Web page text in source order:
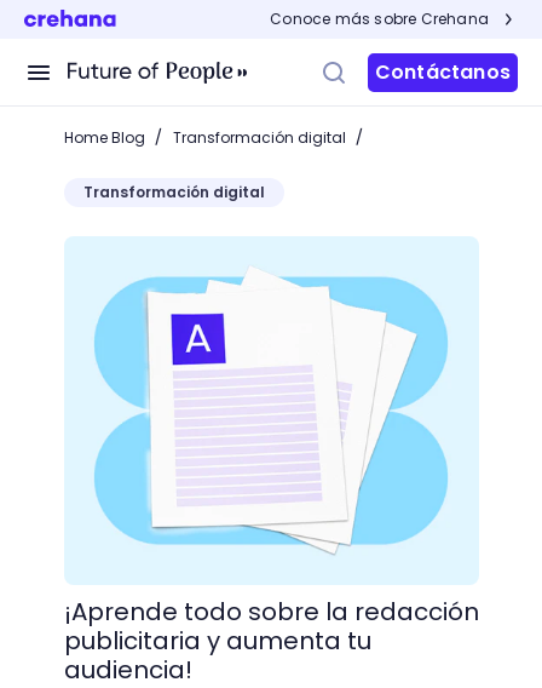
Conoce más sobre Crehana
Contáctanos
Home Blog / Transformación digital /
Transformación digital
¡Aprende todo sobre la redacción publicitaria y
¡Aprende todo sobre la redacción
publicitaria y aumenta tu
audiencia!